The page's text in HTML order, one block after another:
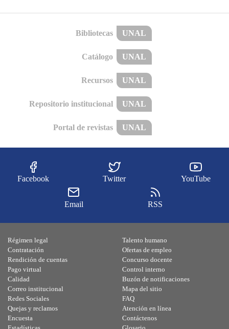
Bibliotecas UNAL
Catálogo UNAL
Recursos UNAL
Repositorio institucional UNAL
Portal de revistas UNAL
Facebook Twitter YouTube
Email RSS
Régimen legal
Contratación
Rendición de cuentas
Pago virtual
Calidad
Talento humano
Ofertas de empleo
Concurso docente
Control interno
Buzón de notificaciones
Correo institucional
Redes Sociales
Quejas y reclamos
Encuesta
Mapa del sitio
FAQ
Atención en línea
Contáctenos